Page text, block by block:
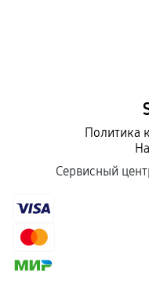
Политика
Сервисный